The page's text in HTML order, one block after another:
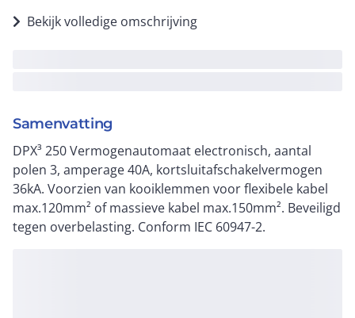
Bekijk volledige omschrijving
Samenvatting
DPX³ 250 Vermogenautomaat electronisch, aantal
polen 3, amperage 40A, kortsluitafschakelvermogen
36kA. Voorzien van kooiklemmen voor flexibele kabel
max.120mm² of massieve kabel max.150mm². Beveiligd
tegen overbelasting. Conform IEC 60947-2.